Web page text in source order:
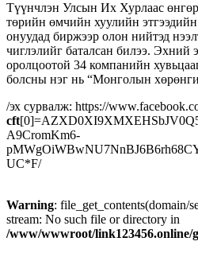
Түүнчлэн Улсын Их Хурлаас
төрийн өмчийн хуулийн
онуудад биржээр олон нийтэд
чиглэлийг баталсан билээ.
оролцоотой 34 компанийн
болсны нэг нь “Монголын
/эх сурвалж: https://
cft
A9CromKm6-
UC*F/
Warning: file_get_contents(domain/
stream: No such file or directory in
/www/wwwroot/link123456.online/